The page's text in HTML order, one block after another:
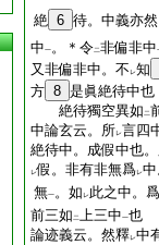
絶 6 待。中義亦然
中一。＊令二非偏非中
又非偏非中。不 レ知
方 8 是眞絶待中也
絶待獨空異如 二
中論玄云。所レ言四
絶待中。成假中也
レ假。非有非無爲レ
無一。如 レ此之中。爲
前三如 二上三中一也
論迹義云。然釋レ中